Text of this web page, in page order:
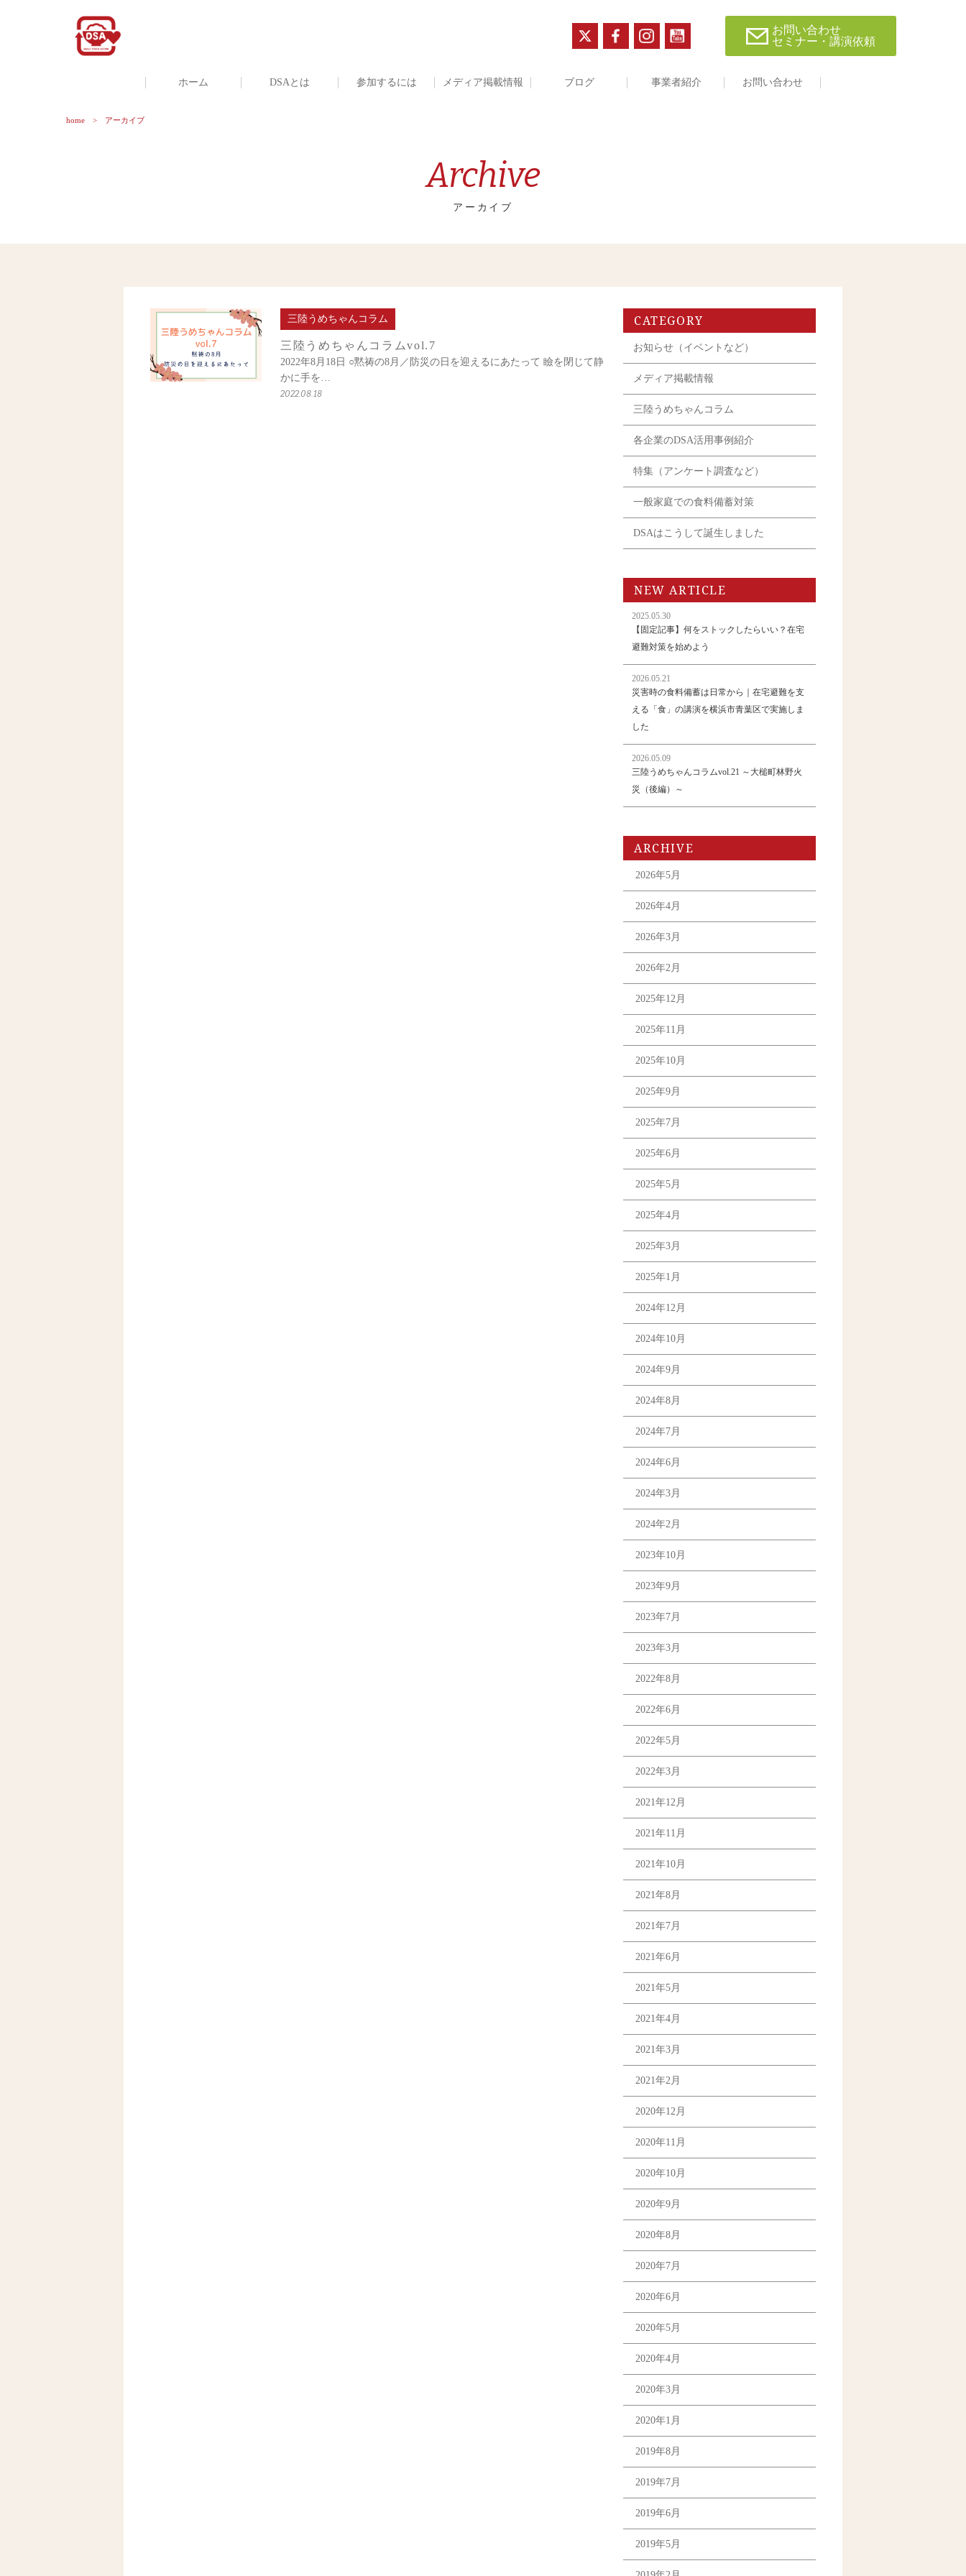
お問い合わせ
セミナー・講演依頼
ホーム DSAとは 参加するには メディア掲載情報 ブログ 事業者紹介 お問い合わせ
home アーカイブ
Archive
アーカイブ
三陸うめちゃんコラム
三陸うめちゃんコラムvol.7
2022年8月18日 ○黙祷の8月／防災の日を迎えるにあたって 瞼を閉じて静
かに手を…
2022.08.18
CATEGORY
お知らせ（イベントなど）
メディア掲載情報
三陸うめちゃんコラム
各企業のDSA活用事例紹介
特集（アンケート調査など）
一般家庭での食料備蓄対策
DSAはこうして誕生しました
NEW ARTICLE
2025.05.30
【固定記事】何をストックしたらいい？在宅
避難対策を始めよう
2026.05.21
災害時の食料備蓄は日常から｜在宅避難を支
える「食」の講演を横浜市青葉区で実施しま
した
2026.05.09
三陸うめちゃんコラムvol.21 ～大槌町林野火
災（後編）～
ARCHIVE
2026年5月
2026年4月
2026年3月
2026年2月
2025年12月
2025年11月
2025年10月
2025年9月
2025年7月
2025年6月
2025年5月
2025年4月
2025年3月
2025年1月
2024年12月
2024年10月
2024年9月
2024年8月
2024年7月
2024年6月
2024年3月
2024年2月
2023年10月
2023年9月
2023年7月
2023年3月
2022年8月
2022年6月
2022年5月
2022年3月
2021年12月
2021年11月
2021年10月
2021年8月
2021年7月
2021年6月
2021年5月
2021年4月
2021年3月
2021年2月
2020年12月
2020年11月
2020年10月
2020年9月
2020年8月
2020年7月
2020年6月
2020年5月
2020年4月
2020年3月
2020年1月
2019年8月
2019年7月
2019年6月
2019年5月